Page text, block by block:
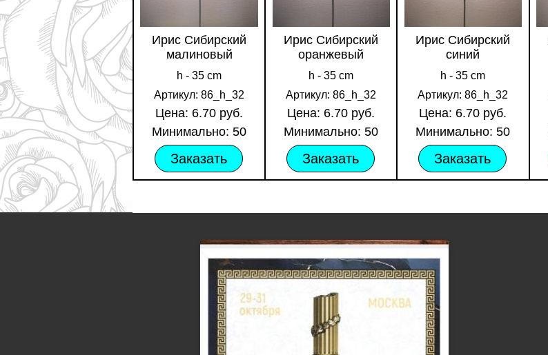
Ирис Сибирский
малиновый
h - 35 cm
Артикул: 86_h_32
Цена: 6.70 руб.
Минимально: 50
Заказать
Ирис Сибирский
оранжевый
h - 35 cm
Артикул: 86_h_32
Цена: 6.70 руб.
Минимально: 50
Заказать
Ирис Сибирский
синий
h - 35 cm
Артикул: 86_h_32
Цена: 6.70 руб.
Минимально: 50
Заказать